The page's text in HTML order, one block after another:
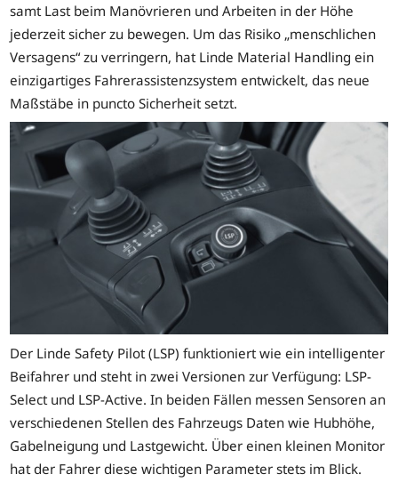
samt Last beim Manövrieren und Arbeiten in der Höhe
jederzeit sicher zu bewegen. Um das Risiko „menschlichen
Versagens“ zu verringern, hat Linde Material Handling ein
einzigartiges Fahrerassistenzsystem entwickelt, das neue
Maßstäbe in puncto Sicherheit setzt.
Der Linde Safety Pilot (LSP) funktioniert wie ein intelligenter
Beifahrer und steht in zwei Versionen zur Verfügung: LSP-
Select und LSP-Active. In beiden Fällen messen Sensoren an
verschiedenen Stellen des Fahrzeugs Daten wie Hubhöhe,
Gabelneigung und Lastgewicht. Über einen kleinen Monitor
hat der Fahrer diese wichtigen Parameter stets im Blick.